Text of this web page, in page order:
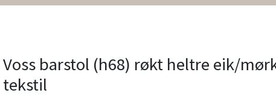
Voss barstol (h68) røkt heltre eik/
tekstil